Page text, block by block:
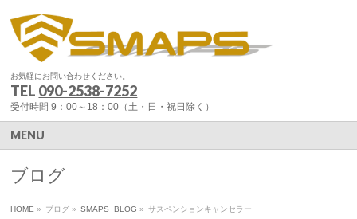
お気軽にお問い合わせください。
TEL 090-2538-7252
受付時間 9：00～18：00（土・日・祝日除く）
MENU
ブログ
HOME » ブログ » SMAPS_BLOG » サスペンションキャンセラー